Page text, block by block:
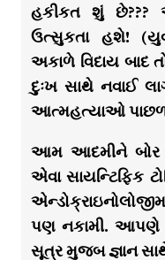
હકીકત શું છે???
ઉત્સુકતા હશે!
અકાળે વિદાય બાદ
દુઃખ સાથે નવાઈ
આત્મહત્યાઓ
આમ આદમીને
એવા સાયન્ટિફિક
પણ નકામી. આપણે
સૂત્ર મુજબ જ્ઞાન